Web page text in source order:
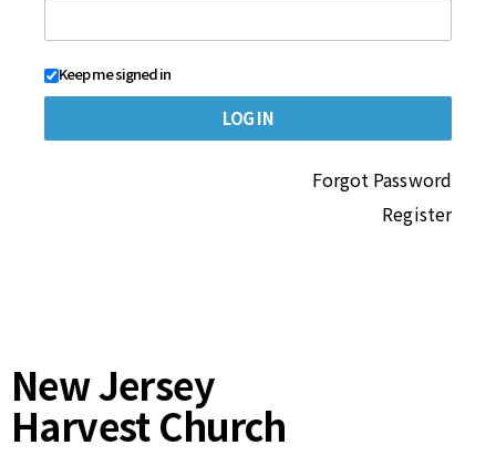
Keep me signed in
Forgot Password
Register
New Jersey
Harvest Church